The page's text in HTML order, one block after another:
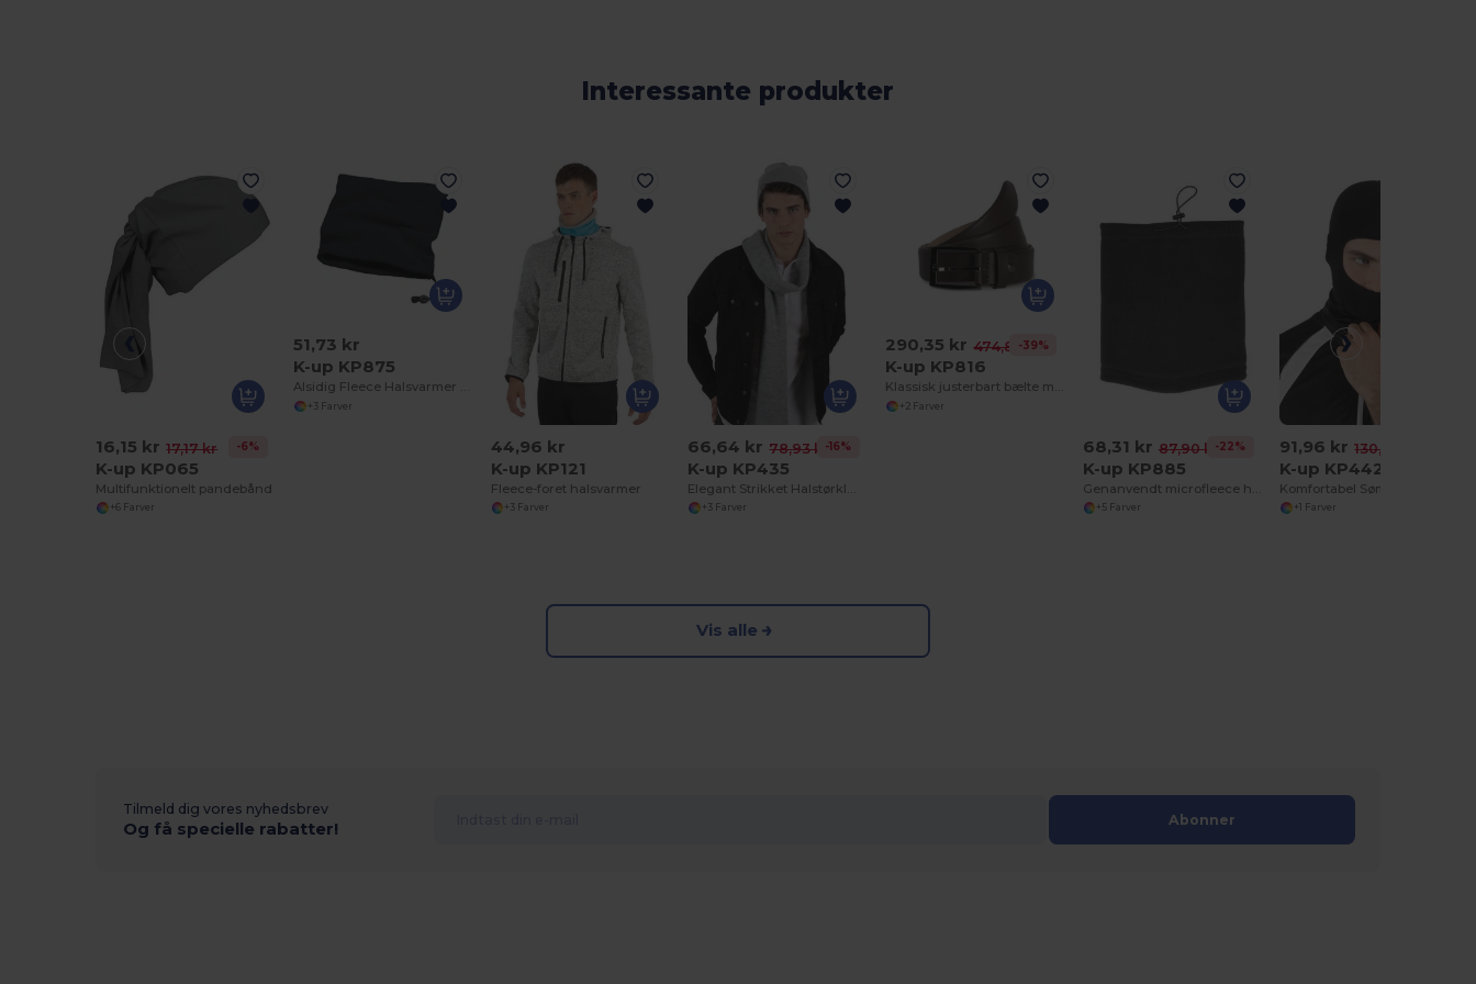
Interessante produkter
16,15 kr 17,17 kr -6%
K-up KP065
Multifunktionelt pandebånd
+6 Farver
51,73 kr
K-up KP875
+3 Farver
44,96 kr
K-up KP121
Fleece-foret halsvarmer
+3 Farver
66,64 kr 78,93 kr-16%
K-up KP435
+3 Farver
290,35 kr 474,84 kr
-39%
K-up KP816
+2 Farver
68,31 kr 87,90 kr-22%
K-up KP885
+5 Farver
91,96 kr 130,89 kr
K-up KP442
+1 Farver
Vis alle
Tilmeld dig vores nyhedsbrev
Og få specielle rabatter! Abonner